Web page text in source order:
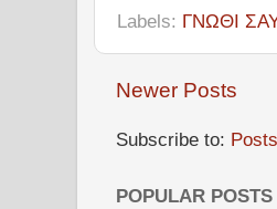
Labels: ΓΝΩΘΙ
Newer Posts
Subscribe to:
POPULAR